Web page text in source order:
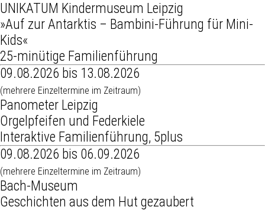
UNIKATUM Kindermuseum Leipzig
»Auf zur Antarktis – Bambini-Führung für Mini-
Kids«
25-minütige Familienführung
09.08.2026 bis 13.08.2026
(mehrere Einzeltermine im Zeitraum)
Panometer Leipzig
Orgelpfeifen und Federkiele
Interaktive Familienführung, 5plus
09.08.2026 bis 06.09.2026
(mehrere Einzeltermine im Zeitraum)
Bach-Museum
Geschichten aus dem Hut gezaubert